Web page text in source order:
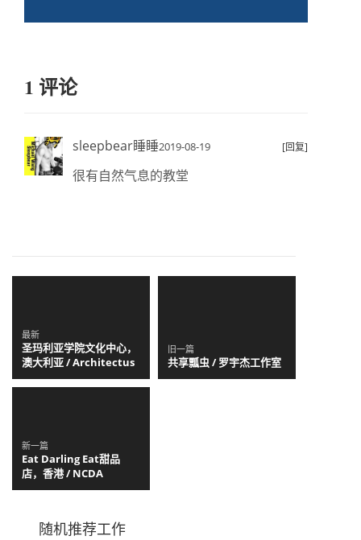
1 评论
sleepbear睡睡2019-08-19 [回复]
很有自然气息的教堂
最新
圣玛利亚学院文化中心，
澳大利亚 / Architectus
旧一篇
共享瓢虫 / 罗宇杰工作室
新一篇
Eat Darling Eat甜品
店，香港 / NCDA
随机推荐工作